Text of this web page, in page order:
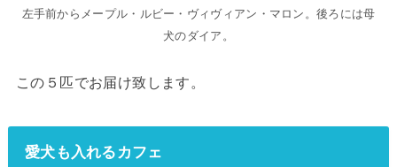
左手前からメープル・ルビー・ヴィヴィアン・マロン。後ろには母
犬のダイア。
この５匹でお届け致します。
愛犬も入れるカフェ